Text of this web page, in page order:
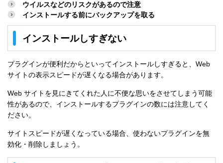
ウイルスなどのリスクがあるので注意
インストールする前にバックアップを取る
インストールしすぎない
プラグインが便利だからといってインストールしすぎると、Web
サイトの表示スピードが遅くなる場合があります。
Web サイトを見にきてくれた人に不便な思いをさせてしまう可能
性があるので、インストールするプラグインの数には注意してく
ださい。
サイトスピードが遅くなっている場合、使わないプラグインを無
効化・削除しましょう。